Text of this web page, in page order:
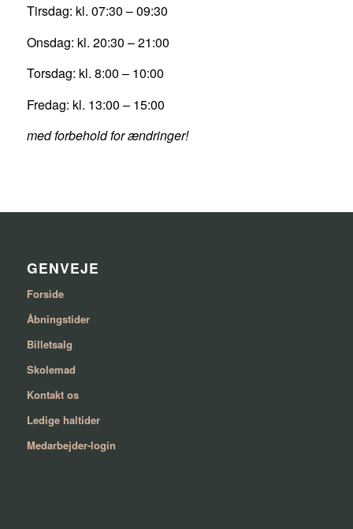
Tirsdag: kl. 07:30 – 09:30
Onsdag: kl. 20:30 – 21:00
Torsdag: kl. 8:00 – 10:00
Fredag: kl. 13:00 – 15:00
med forbehold for ændringer!
GENVEJE
Forside
Åbningstider
Billetsalg
Skolemad
Kontakt os
Ledige haltider
Medarbejder-login